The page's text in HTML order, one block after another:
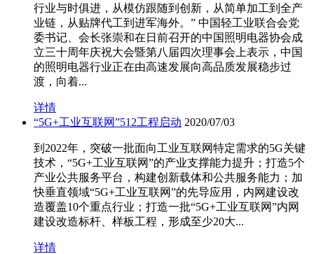
行业与时俱进，从模仿跟随到创新，从简单加工到全产
业链，从贴牌代工到进军海外。” 中国轻工业联合会党
委书记、会长张崇和在日前召开的中国照明电器协会成
立三十周年庆祝大会暨第八届四次理事会上表示，中国
的照明电器行业正在由高速发展向高品质发展稳步过
渡，向着...
详情
“5G+工业互联网”512工程启动 2020/07/03
到2022年，突破一批面向工业互联网特定需求的5G关键
技术，“5G+工业互联网”的产业支撑能力提升；打造5个
产业公共服务平台，构建创新载体和公共服务能力；加
快垂直领域“5G+工业互联网”的先导应用，内网建设改
造覆盖10个重点行业；打造一批“5G+工业互联网”内网
建设改造标杆、样板工程，形成至少20大...
详情